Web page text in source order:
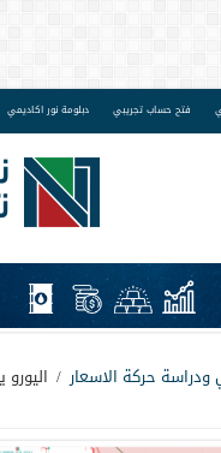
فتح حساب تجريبي دبلومة نور اكاديمي
ودراسة حركة الاسعار /